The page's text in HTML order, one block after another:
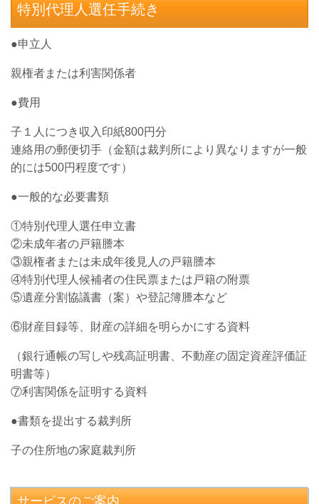
特別代理人選任手続き
●申立人
親権者または利害関係者
●費用
子１人につき収入印紙800円分
連絡用の郵便切手（金額は裁判所により異なりますが一般
的には500円程度です）
●一般的な必要書類
①特別代理人選任申立書
②未成年者の戸籍謄本
③親権者または未成年後見人の戸籍謄本
④特別代理人候補者の住民票または戸籍の附票
⑤遺産分割協議書（案）や登記簿謄本など
⑥財産目録等、財産の詳細を明らかにする資料
（銀行通帳の写しや残高証明書、不動産の固定資産評価証
明書等）
⑦利害関係を証明する資料
●書類を提出する裁判所
子の住所地の家庭裁判所
サービスのご案内